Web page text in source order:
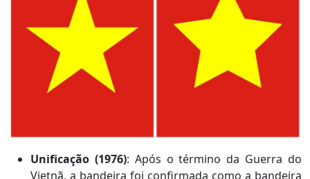
Unificação (1976): Após o término da Guerra do
Vietnã, a bandeira foi confirmada como a bandeira